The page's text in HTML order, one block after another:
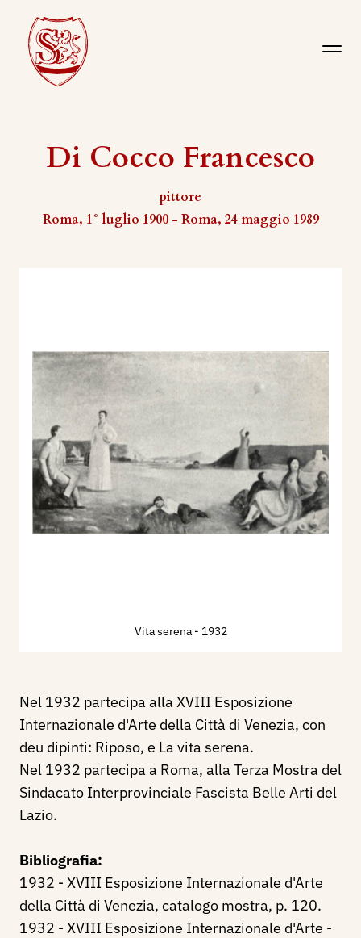
Di Cocco Francesco
pittore
Roma, 1° luglio 1900 - Roma, 24 maggio 1989
Vita serena - 1932
Nel 1932 partecipa alla XVIII Esposizione
Internazionale d'Arte della Città di Venezia, con
deu dipinti: Riposo, e La vita serena.
Nel 1932 partecipa a Roma, alla Terza Mostra del
Sindacato Interprovinciale Fascista Belle Arti del
Lazio.
Bibliografia:
1932 - XVIII Esposizione Internazionale d'Arte
della Città di Venezia, catalogo mostra, p. 120.
1932 - XVIII Esposizione Internazionale d'Arte -